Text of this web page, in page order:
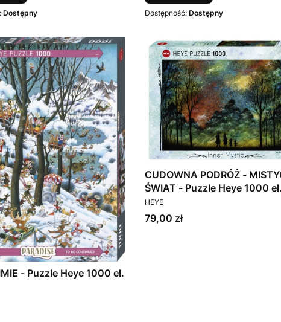
Dostępny Dostępność: Dostępny
- Puzzle Heye 1000 el.
CUDOWNA PODRÓŻ - MISTYCZNY
ŚWIAT - Puzzle Heye 1000 el.
PRODUCENT
HEYE
Cena
79,00 zł